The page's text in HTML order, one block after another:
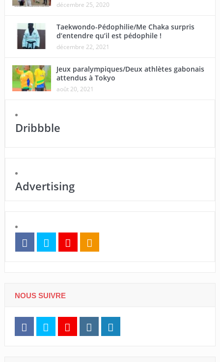
décembre 25, 2020
Taekwondo-Pédophilie/Me Chaka surpris
d’entendre qu’il est pédophile !
décembre 22, 2021
Jeux paralympiques/Deux athlètes gabonais
attendus à Tokyo
août 20, 2021
Dribbble
Advertising
NOUS SUIVRE